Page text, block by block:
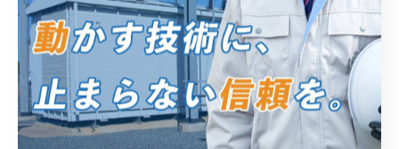
----------------------------------------------------------------------
エムアイ電機株式会社
住所 :静岡県浜松市中央区北島町７９６−１
電話番号 :053-571-2700